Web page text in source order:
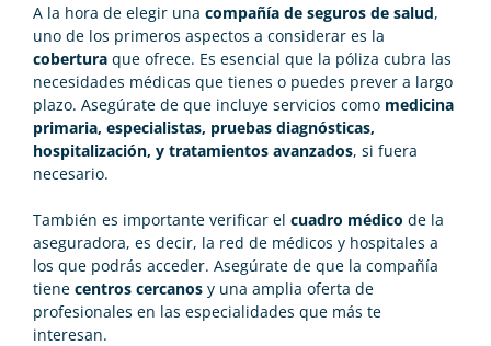
A la hora de elegir una compañía de seguros de salud,
uno de los primeros aspectos a considerar es la
cobertura que ofrece. Es esencial que la póliza cubra las
necesidades médicas que tienes o puedes prever a largo
plazo. Asegúrate de que incluye servicios como medicina
primaria, especialistas, pruebas diagnósticas,
hospitalización, y tratamientos avanzados, si fuera
necesario.
También es importante verificar el cuadro médico de la
aseguradora, es decir, la red de médicos y hospitales a
los que podrás acceder. Asegúrate de que la compañía
tiene centros cercanos y una amplia oferta de
profesionales en las especialidades que más te
interesan.